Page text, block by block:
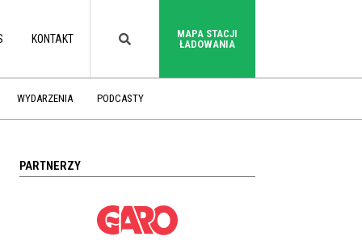
KONTAKT
MAPA STACJI
ŁADOWANIA
WYDARZENIA PODCASTY
PARTNERZY